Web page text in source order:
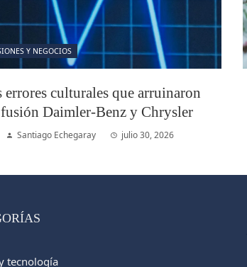
Y NEGOCIOS
errores culturales que arruinaron
Daimler-Benz y Chrysler
Santiago Echegaray julio 30, 2026
tecnología